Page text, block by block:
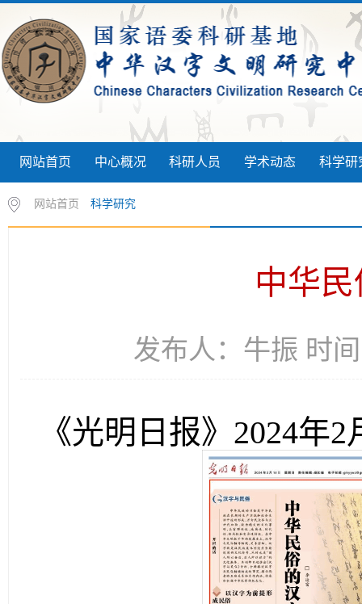
网站首页 中心概况 科研人员 学术动态 科学研
网站首页 科学研究
中华
发布人：牛振 时
《光明日报》 2024年2